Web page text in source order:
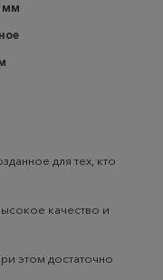
мм
для тех, кто
качество и
этом достаточно